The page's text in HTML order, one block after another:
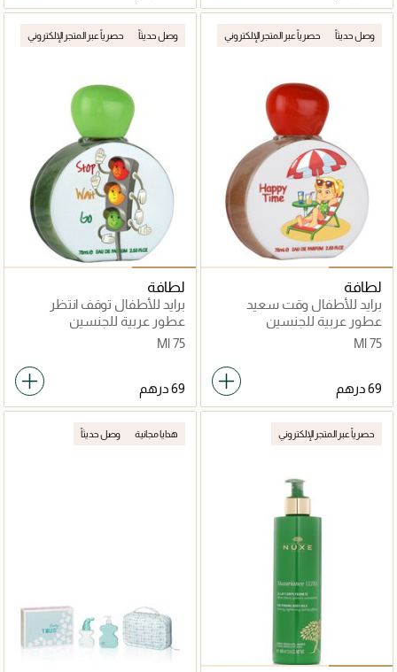
وصل حديثاً حصرياً عبر المتجر الإلكتروني
لطافة
برايد للأطفال وقت سعيد
عطور عربية للجنسين
75 Ml
وصل حديثاً حصرياً عبر المتجر الإلكتروني
لطافة
برايد للأطفال توقف انتظر
وانطلق
عطور عربية للجنسين
75 Ml
حصرياً عبر المتجر الإلكتروني هدايا مجانية وصل حديثاً